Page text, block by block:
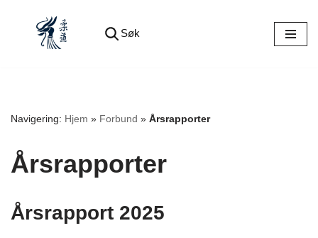
Søk
Navigering: Hjem » Forbund » Årsrapporter
Årsrapporter
Årsrapport 2025